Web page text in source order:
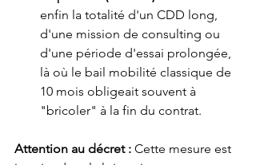
enfin la totalité d'un CDD long,
d'une mission de consulting ou
d'une période d'essai prolongée,
là où le bail mobilité classique de
10 mois obligeait souvent à
"bricoler" à la fin du contrat.
Attention au décret : Cette mesure est